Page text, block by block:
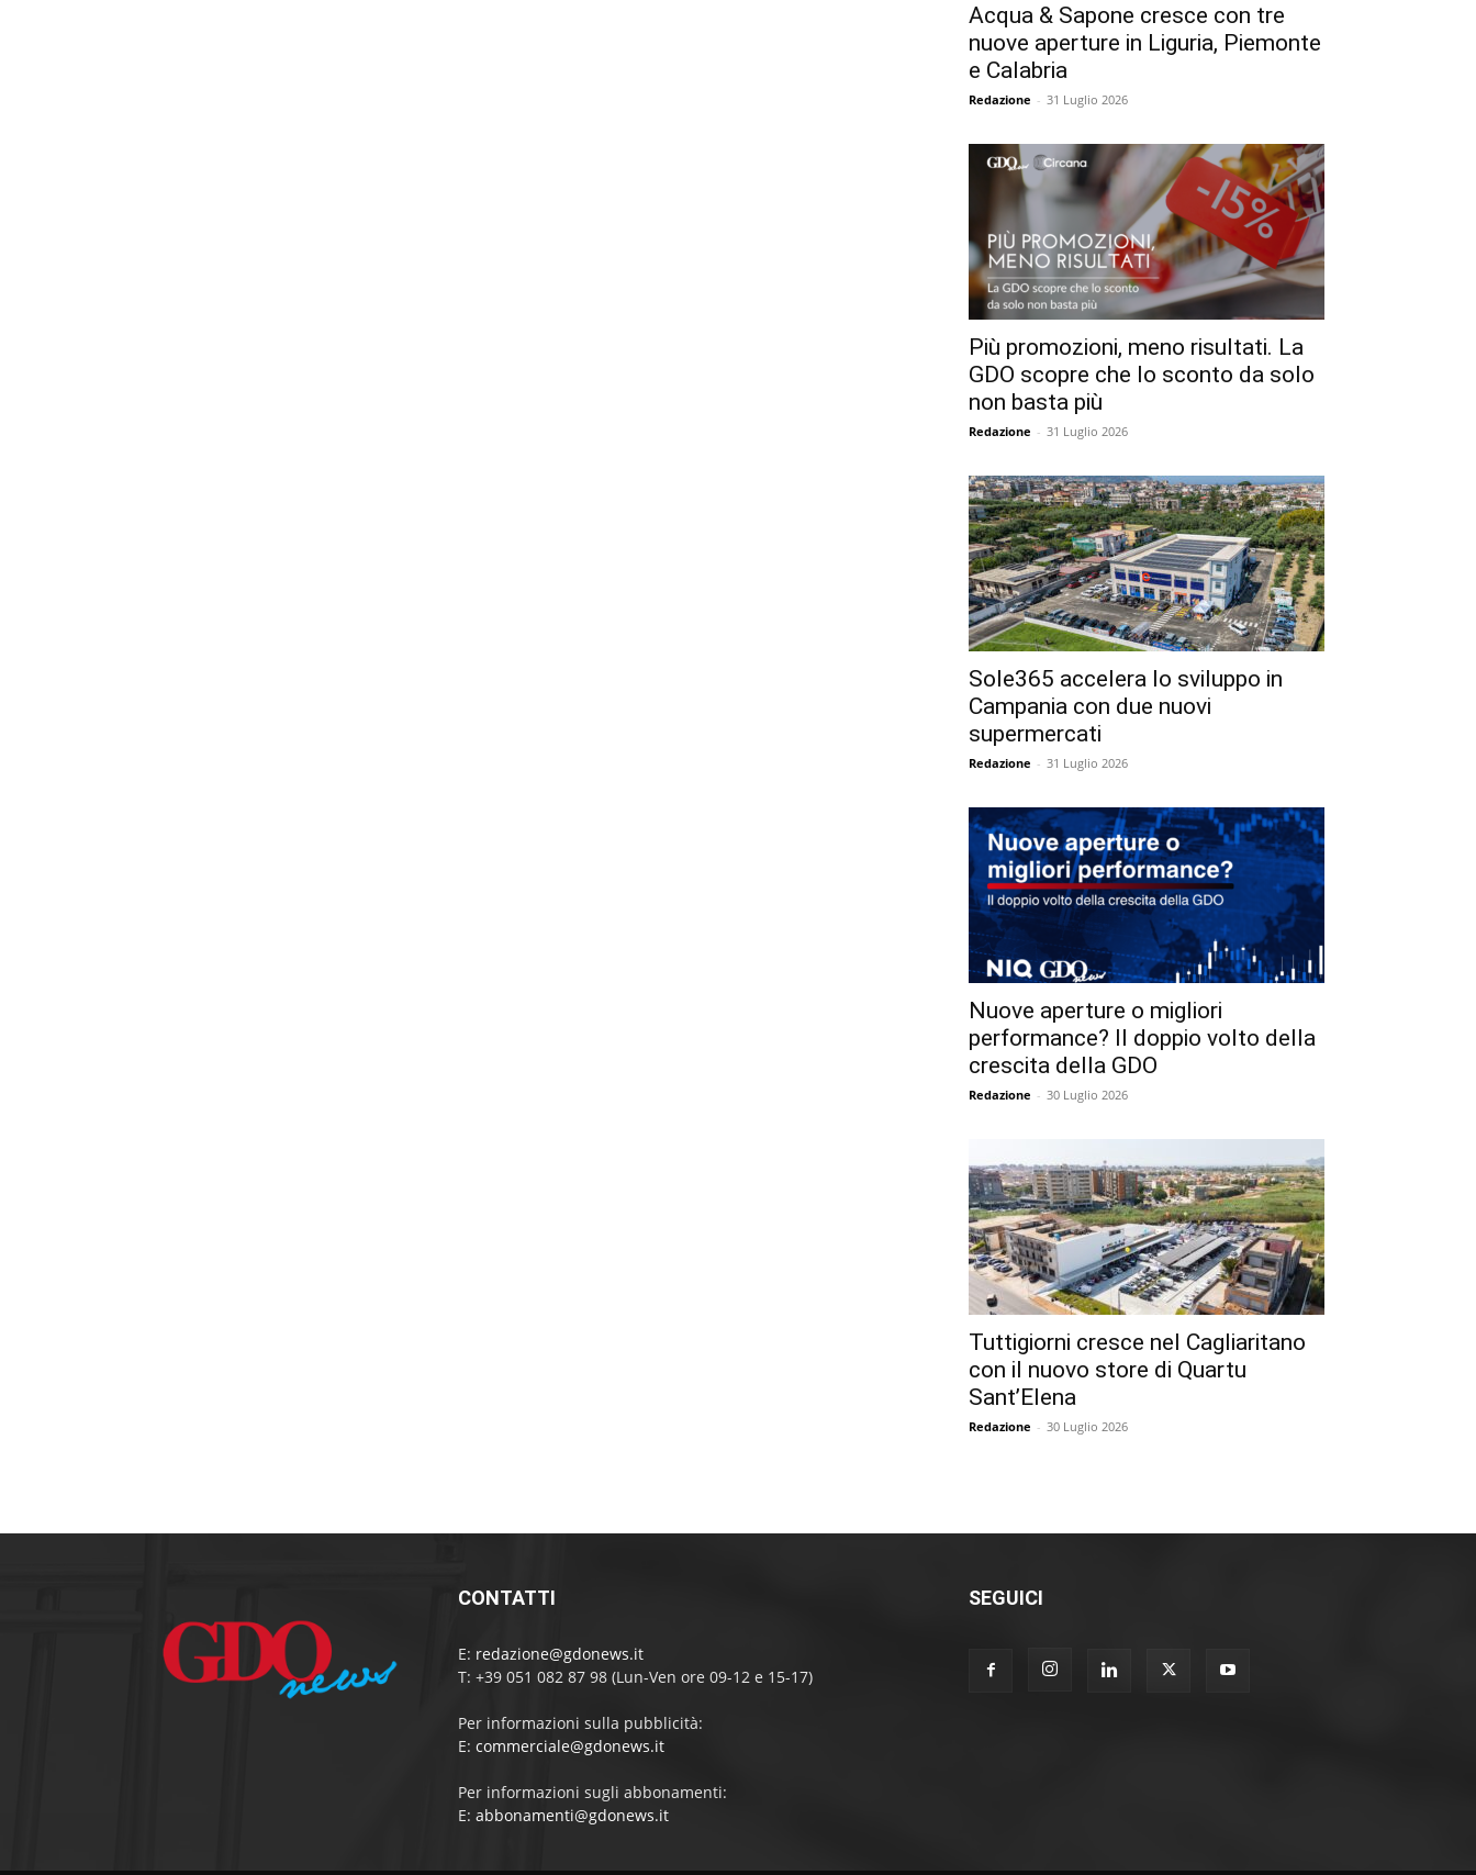
Acqua & Sapone cresce con tre
nuove aperture in Liguria, Piemonte
e Calabria
Redazione - 31 Luglio 2026
Più promozioni, meno risultati. La
GDO scopre che lo sconto da solo
non basta più
Redazione - 31 Luglio 2026
Sole365 accelera lo sviluppo in
Campania con due nuovi
supermercati
Redazione - 31 Luglio 2026
Nuove aperture o migliori
performance? Il doppio volto della
crescita della GDO
Redazione - 30 Luglio 2026
Tuttigiorni cresce nel Cagliaritano
con il nuovo store di Quartu
Sant’Elena
Redazione - 30 Luglio 2026
CONTATTI
E: redazione@gdonews.it
T: +39 051 082 87 98 (Lun-Ven ore 09-12 e 15-17)
Per informazioni sulla pubblicità:
E: commerciale@gdonews.it
Per informazioni sugli abbonamenti:
E: abbonamenti@gdonews.it
SEGUICI